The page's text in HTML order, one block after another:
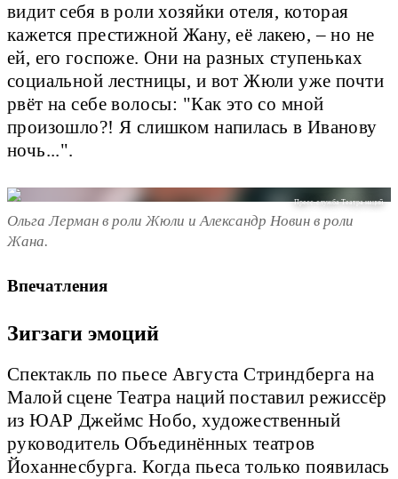
видит себя в роли хозяйки отеля, которая
кажется престижной Жану, её лакею, – но не
ей, его госпоже. Они на разных ступеньках
социальной лестницы, и вот Жюли уже почти
рвёт на себе волосы: "Как это со мной
произошло?! Я слишком напилась в Иванову
ночь...".
Пресс-служба Театра наций
Ольга Лерман в роли Жюли и Александр Новин в роли
Жана.
Впечатления
Зигзаги эмоций
Спектакль по пьесе Августа Стриндберга на
Малой сцене Театра наций поставил режиссёр
из ЮАР Джеймс Нобо, художественный
руководитель Объединённых театров
Йоханнесбурга. Когда пьеса только появилась